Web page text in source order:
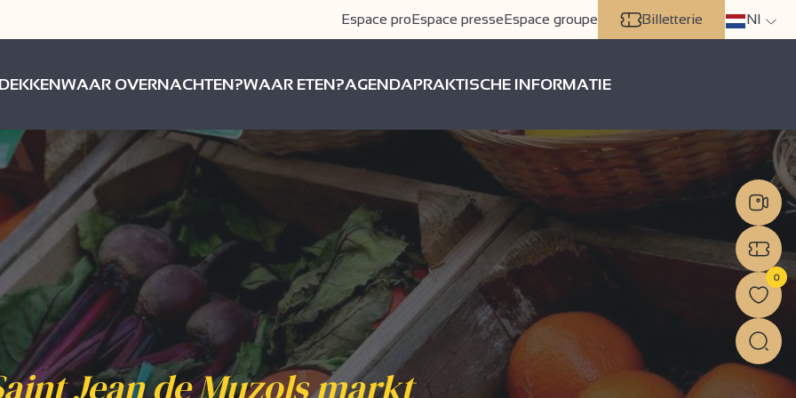
Espace proEspace presseEspace groupe Billetterie Nl
WAAR OVERNACHTEN?WAAR ETEN?AGENDAPRAKTISCHE INFORMATIE
Jean de Muzols markt
0